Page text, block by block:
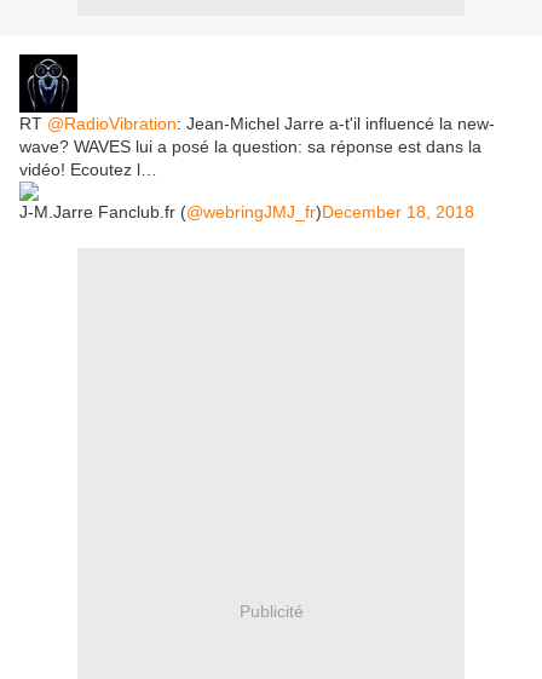
RT @RadioVibration: Jean-Michel Jarre a-t'il influencé la new-
wave? WAVES lui a posé la question: sa réponse est dans la
vidéo! Ecoutez l…
J-M.Jarre Fanclub.fr (@webringJMJ_fr)December 18, 2018
Publicité